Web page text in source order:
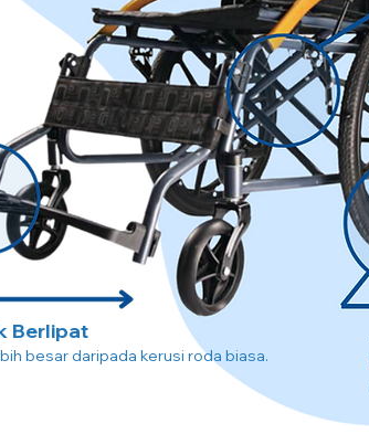
Berlipat
besar daripada kerusi roda biasa.